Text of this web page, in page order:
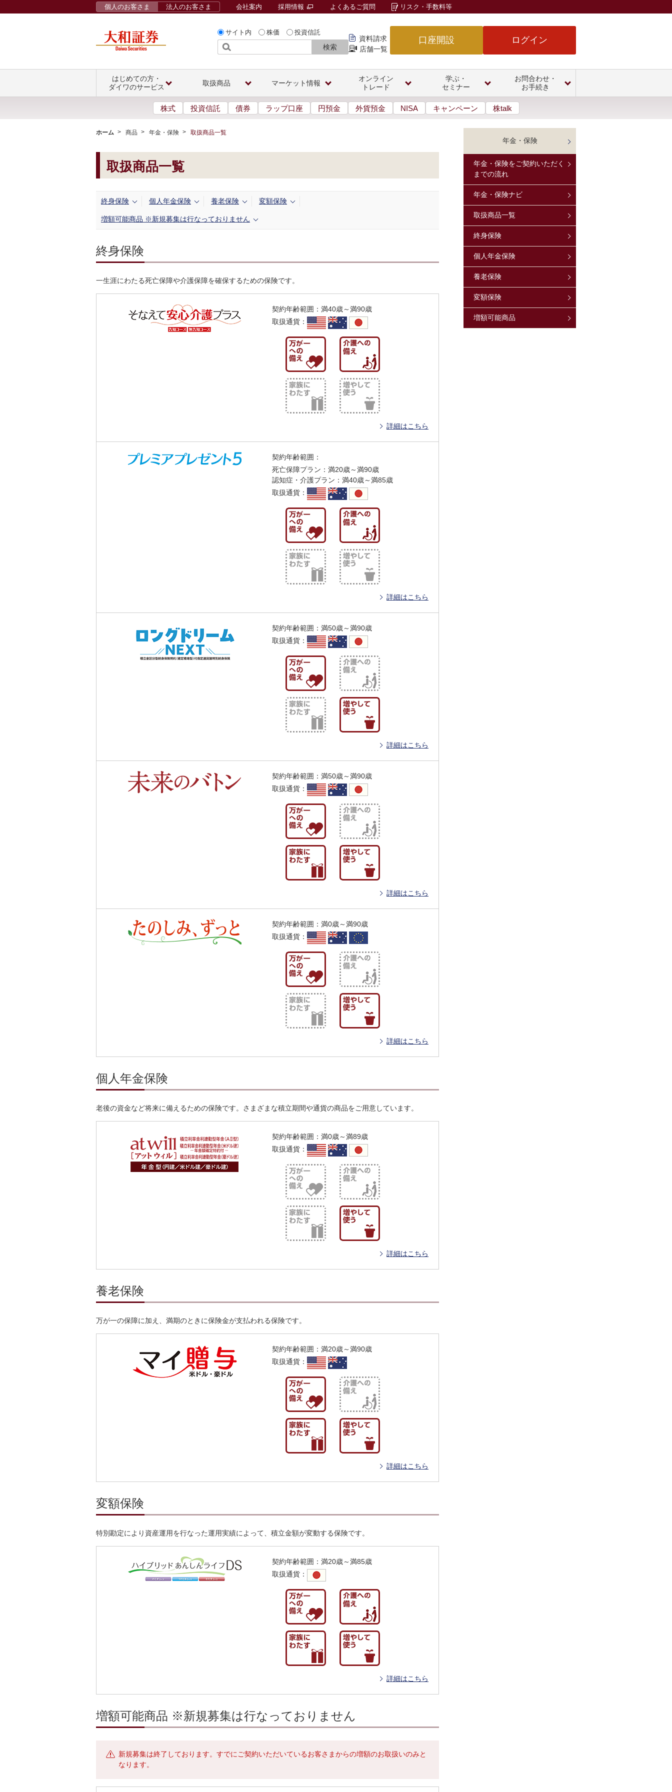
サイト内 株価 投資信託
検索
資料請求
店舗一覧
口座開設 ログイン
個人のお客さま 法人のお客さま 会社案内 採用情報 よくあるご質問 リスク・手数料等
はじめての方・
ダイワのサービス
取扱商品 マーケット情報
オンライン
トレード
学ぶ・
セミナー
お問合わせ・
お手続き
株式 投資信託 債券 ラップ口座 円預金 外貨預金 NISA キャンペーン 株talk
ホーム 商品 年金・保険 取扱商品一覧
取扱商品一覧
終身保険 個人年金保険 養老保険 変額保険
増額可能商品 ※新規募集は行なっておりません
終身保険
一生涯にわたる死亡保障や介護保障を確保するための保険です。
契約年齢範囲 ：満40歳～満90歳
取扱通貨 ：
詳細はこちら
契約年齢範囲 ：
死亡保障プラン：満20歳～満90歳
認知症・介護プラン：満40歳～満85歳
取扱通貨 ：
詳細はこちら
契約年齢範囲 ：満50歳～満90歳
取扱通貨 ：
詳細はこちら
契約年齢範囲 ：満50歳～満90歳
取扱通貨 ：
詳細はこちら
契約年齢範囲 ：満0歳～満90歳
取扱通貨 ：
詳細はこちら
個人年金保険
老後の資金など将来に備えるための保険です。さまざまな積立期間や通貨の商品をご用意しています。
契約年齢範囲 ：満0歳～満89歳
取扱通貨 ：
詳細はこちら
養老保険
万が一の保障に加え、満期のときに保険金が支払われる保険です。
契約年齢範囲 ：満20歳～満90歳
取扱通貨 ：
詳細はこちら
変額保険
特別勘定により資産運用を行なった運用実績によって、積立金額が変動する保険です。
契約年齢範囲 ：満20歳～満85歳
取扱通貨 ：
詳細はこちら
増額可能商品 ※新規募集は行なっておりません
新規募集は終了しております。すでにご契約いただいているお客さまからの増額のお取扱いのみと
なります。
年金・保険
年金・保険をご契約いただく
までの流れ
年金・保険ナビ
取扱商品一覧
終身保険
個人年金保険
養老保険
変額保険
増額可能商品